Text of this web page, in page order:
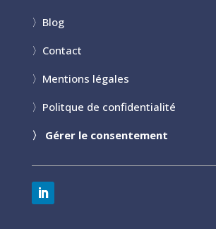
〉 Blog
〉 Contact
〉 Mentions légales
〉 Politque de confidentialité
〉 Gérer le consentement